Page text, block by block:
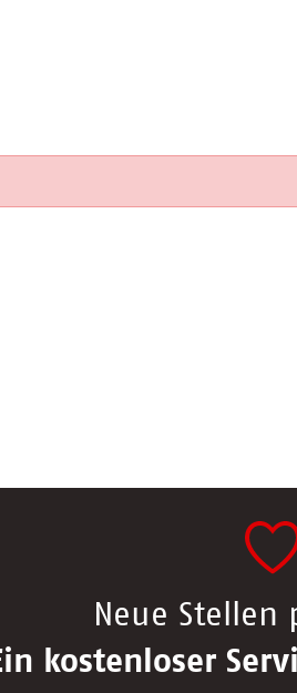
Neue Stellen
kostenloser